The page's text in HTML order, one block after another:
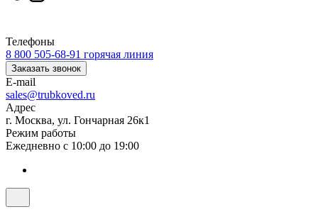
Телефоны
8 800 505-68-91 горячая линия
Заказать звонок
E-mail
sales@trubkoved.ru
Адрес
г. Москва, ул. Гончарная 26к1
Режим работы
Ежедневно с 10:00 до 19:00